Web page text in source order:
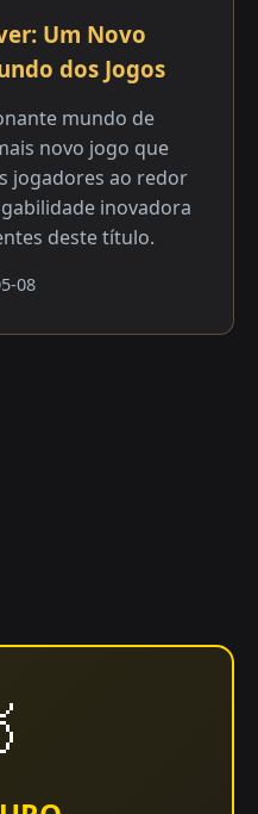
Um Novo
dos Jogos
mundo de
novo jogo que
jogadores ao redor
inovadora
deste título.
08